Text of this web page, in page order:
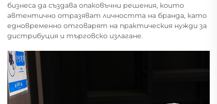
бизнеса да създава опаковъчни решения, които
автентично отразяват личността на бранда, като
едновременно отговарят на практическия нужди за
дистрибуция и търговско излагане.